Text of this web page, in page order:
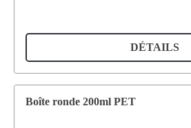
DÉTAILS
Boîte ronde 200ml PET